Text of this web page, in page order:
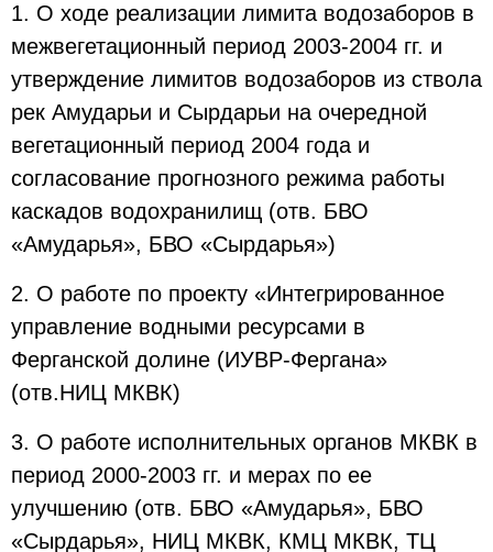
1. О ходе реализации лимита водозаборов в
межвегетационный период 2003-2004 гг. и
утверждение лимитов водозаборов из ствола
рек Амударьи и Сырдарьи на очередной
вегетационный период 2004 года и
согласование прогнозного режима работы
каскадов водохранилищ (отв. БВО
«Амударья», БВО «Сырдарья»)
2. О работе по проекту «Интегрированное
управление водными ресурсами в
Ферганской долине (ИУВР-Фергана»
(отв.НИЦ МКВК)
3. О работе исполнительных органов МКВК в
период 2000-2003 гг. и мерах по ее
улучшению (отв. БВО «Амударья», БВО
«Сырдарья», НИЦ МКВК, КМЦ МКВК, ТЦ